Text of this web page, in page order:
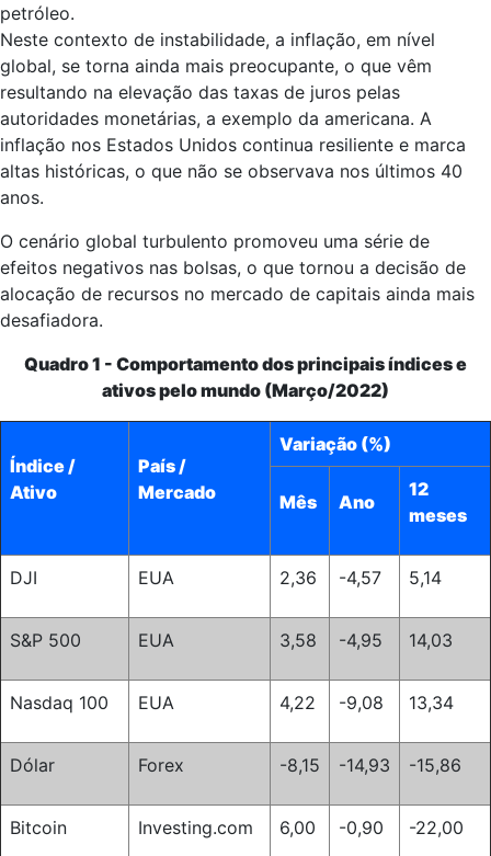
petróleo.
Neste contexto de instabilidade, a inflação, em nível
global, se torna ainda mais preocupante, o que vêm
resultando na elevação das taxas de juros pelas
autoridades monetárias, a exemplo da americana. A
inflação nos Estados Unidos continua resiliente e marca
altas históricas, o que não se observava nos últimos 40
anos.
O cenário global turbulento promoveu uma série de
efeitos negativos nas bolsas, o que tornou a decisão de
alocação de recursos no mercado de capitais ainda mais
desafiadora.
Quadro 1 - Comportamento dos principais índices e
ativos pelo mundo (Março/2022)
Índice /
Ativo
País /
Mercado
Variação (%)
Mês Ano
12
meses
DJI EUA 2,36 -4,57 5,14
S&P 500 EUA 3,58 -4,95 14,03
Nasdaq 100 EUA 4,22 -9,08 13,34
Dólar Forex -8,15 -14,93 -15,86
Bitcoin Investing.com 6,00 -0,90 -22,00